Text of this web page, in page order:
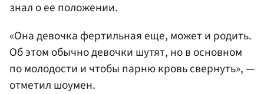
знал о ее положении.
«Она девочка фертильная еще, может и родить.
Об этом обычно девочки шутят, но в основном
по молодости и чтобы парню кровь свернуть», —
отметил шоумен.